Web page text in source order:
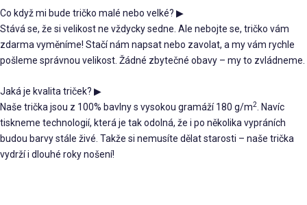
Co když mi bude tričko malé nebo velké? ▶
Stává se, že si velikost ne vždycky sedne. Ale nebojte se, tričko vám
zdarma vyměníme! Stačí nám napsat nebo zavolat, a my vám rychle
pošleme správnou velikost. Žádné zbytečné obavy – my to zvládneme.
Jaká je kvalita triček? ▶
Naše trička jsou z 100% bavlny s vysokou gramáží 180 g/m2
. Navíc
tiskneme technologií, která je tak odolná, že i po několika vypráních
budou barvy stále živé. Takže si nemusíte dělat starosti – naše trička
vydrží i dlouhé roky nošení!